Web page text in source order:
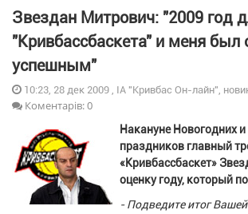
Звездан Митрович: "2009 год
"Кривбассбаскета" и меня был
успешным"
10:23, 28 дек 2009 , ІА "Кривбас Он-лайн",
Коментарів: 0
Накануне Новогодних
праздников главный
«Кривбассбаскет»
оценку году, который
- Подведите итог